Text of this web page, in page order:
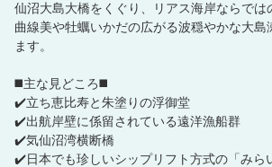
仙沼大島大橋をくぐり、リアス海岸ならでは
曲線美や牡蠣いかだの広がる波穏やかな大島
ます。
◼️主な見どころ◼️
✔️立ち恵比寿と朱塗りの浮御堂
✔️出航岸壁に係留されている遠洋漁船群
✔️気仙沼湾横断橋
✔️日本でも珍しいシップリフト方式の「みら